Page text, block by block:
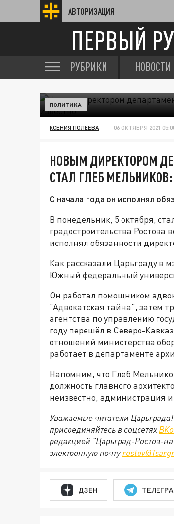
АВТОРИЗАЦИЯ
ПЕРВЫЙ
РУБРИКИ НОВОСТИ
ПОЛИТИКА
КСЕНИЯ ПОЛЕЕВА 06 ОКТЯБРЯ 2021
НОВЫМ ДИРЕКТОРОМ
СТАЛ ГЛЕБ
С начала года он исполнял
В понедельник, 5 октября,
градостроительства Ростова
исполнял обязанности
Как рассказали Царьграду в
Южный федеральный
Он работал помощником
"Адвокатская тайна", затем
агентства по управлению
году перешёл в Северо-
отношений министерства
работает в департаменте
Напомним, что Глеб
должность главного
неизвестно, администрация
Уважаемые читатели
присоединяйтесь в соцсетях
редакцией "Царьград-Ростов-
электронную почту
ДЗЕН